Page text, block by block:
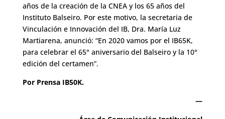
años de la creación de la CNEA y los 65 años del
Instituto Balseiro. Por este motivo, la secretaria de
Vinculación e Innovación del IB, Dra. María Luz
Martiarena, anunció: “En 2020 vamos por el IB65K,
para celebrar el 65° aniversario del Balseiro y la 10°
edición del certamen”.
Por Prensa IB50K.
—